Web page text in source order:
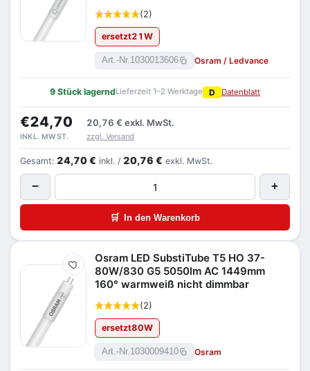
(2)
ersetzt21 W
Art.-Nr.1030013606 Osram / Ledvance
9 Stück lagerndLieferzeit 1–2 Werktage D Datenblatt
€24,70 20,76 € exkl. MwSt.
INKL. MWST. zzgl. Versand
Gesamt: 24,70 € inkl. / 20,76 € exkl. MwSt.
− +
🛒 In den Warenkorb
Merken
Osram LED SubstiTube T5 HO 37-
80W/830 G5 5050lm AC 1449mm
160° warmweiß nicht dimmbar
(2)
ersetzt80W
Art.-Nr.1030009410 Osram